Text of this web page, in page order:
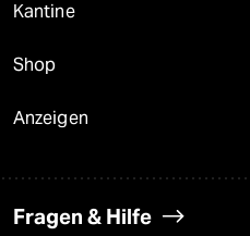
Kantine
Shop
Anzeigen
Fragen & Hilfe